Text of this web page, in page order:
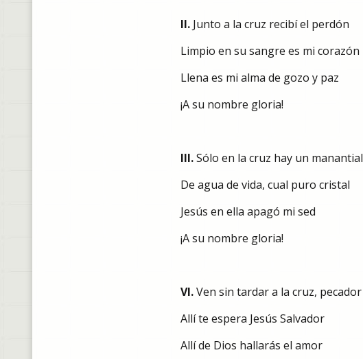
II.Junto a la cruz recibí el perdón
Limpio en su sangre es mi corazón
Llena es mi alma de gozo y paz
¡A su nombre gloria!
III.Sólo en la cruz hay un manantial
De agua de vida, cual puro cristal
Jesús en ella apagó mi sed
¡A su nombre gloria!
VI.Ven sin tardar a la cruz, pecador
Allí te espera Jesús Salvador
Allí de Dios hallarás el amor